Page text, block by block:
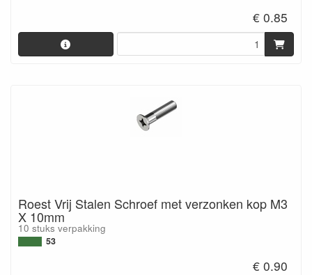
€ 0.85
Roest Vrij Stalen Schroef met verzonken kop M3
X 10mm
10 stuks verpakking
53
€ 0.90